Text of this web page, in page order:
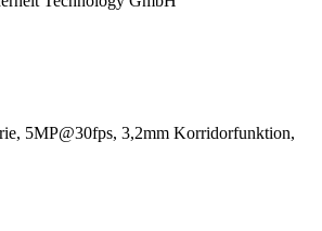
5MP@30fps, 3,2mm Korridorfunktion,